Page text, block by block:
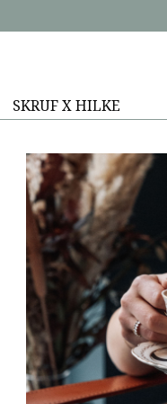
SKRUF X HILKE